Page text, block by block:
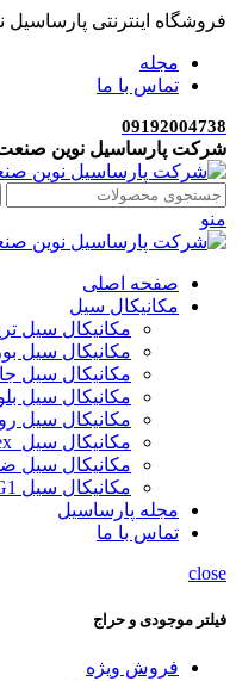
فروشگاه اینترنتی پارساسیل
مجله
تماس با ما
09192004738
شرکت پارساسیل نوین صنعت
منو
صفحه اصلی
مکانیکال سیل
مکانیکال سیل
مکانیکال سیل
مکانیکال سیل
مکانیکال سیل
مکانیکال سیل
مکانیکال سیل Cartex
مکانیکال سیل
مکانیکال سیل MG1
مجله پارساسیل
تماس با ما
close
فیلتر موجودی و حراج
فروش ویژه